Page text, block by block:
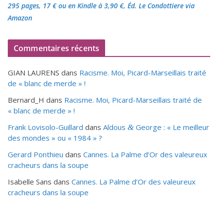
295 pages, 17 €ou en Kindle à 3,90 €, Éd. Le Condottiere via
Amazon
Commentaires récents
GIAN LAURENS dans Racisme. Moi, Picard-Marseillais traité
de « blanc de merde » !
Bernard_H dans Racisme. Moi, Picard-Marseillais traité de
« blanc de merde » !
Frank Lovisolo-Guillard dans Aldous & George : « Le meilleur
des mondes » ou « 1984 » ?
Gerard Ponthieu dans Cannes. La Palme d’Or des valeureux
cracheurs dans la soupe
Isabelle Sans dans Cannes. La Palme d’Or des valeureux
cracheurs dans la soupe